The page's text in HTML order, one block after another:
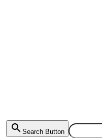
Search Button